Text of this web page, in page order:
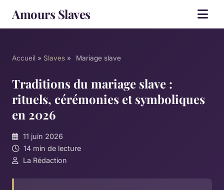
Amours Slaves
Accueil » Slaves » Mariage slave
Traditions du mariage slave :
rituels, cérémonies et symboliques
en 2026
11 juin 2026
14 min de lecture
La Rédaction